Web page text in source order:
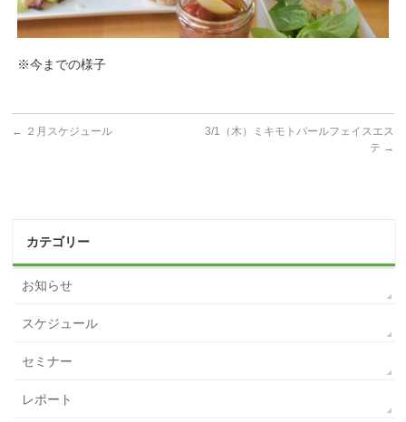
※今までの様子
← ２月スケジュール
3/1（木）ミキモトパールフェイスエス
テ →
カテゴリー
お知らせ
スケジュール
セミナー
レポート